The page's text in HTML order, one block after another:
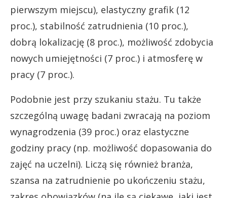
pierwszym miejscu), elastyczny grafik (12
proc.), stabilność zatrudnienia (10 proc.),
dobrą lokalizację (8 proc.), możliwość zdobycia
nowych umiejętności (7 proc.) i atmosferę w
pracy (7 proc.).
Podobnie jest przy szukaniu stażu. Tu także
szczególną uwagę badani zwracają na poziom
wynagrodzenia (39 proc.) oraz elastyczne
godziny pracy (np. możliwość dopasowania do
zajęć na uczelni). Liczą się również branża,
szansa na zatrudnienie po ukończeniu stażu,